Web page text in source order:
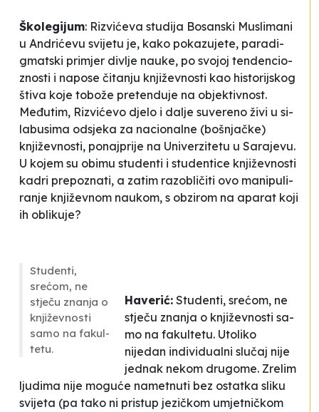
Ško­le­gi­jum: Ri­zvićeva stu­di­ja Bo­san­ski Mu­sli­ma­ni
u An­drićevu svi­je­tu je, ka­ko po­ka­zu­je­te, pa­ra­di­
gmat­ski pri­mjer div­lje na­uke, po svo­joj ten­den­cio­
znos­ti i na­po­se čita­nju knjiže­vnos­ti kao his­to­rij­skog
šti­va ko­je to­bože pre­ten­du­je na obje­kti­vnost.
Međutim, Ri­zvićevo dje­lo i da­lje su­ve­re­no živi u si­
la­bu­si­ma od­sje­ka za na­ci­onal­ne (boš­njačke)
knjiže­vnos­ti, po­naj­pri­je na Uni­ver­zi­te­tu u Sa­ra­je­vu.
U ko­jem su obi­mu stu­den­ti i stu­den­ti­ce knjiže­vnos­ti
ka­dri prepo­zna­ti, a za­tim ra­zo­bličiti ovo ma­ni­pu­li­
ra­nje knjiže­vnom na­ukom, s ob­zi­rom na apa­rat ko­ji
ih obli­ku­je?
Stu­den­ti,
srećom, ne
stječu zna­nja o
knjiže­vnos­ti
sa­mo na fa­kul­
te­tu.
Ha­ve­rić:Stu­den­ti, srećom, ne
stječu zna­nja o knjiže­vnos­ti sa­
mo na fa­kul­te­tu. Uto­li­ko
nijedan in­di­vi­du­al­ni slučaj ni­je
je­dnak ne­kom dru­go­me. Zre­lim
lju­di­ma ni­je mo­guće nametnu­ti bez os­tat­ka sli­ku
svi­je­ta (pa ta­ko ni pris­tup je­zičkom umje­tničkom